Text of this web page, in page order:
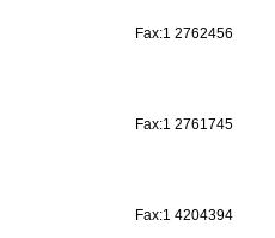
Fax:1 2762456
Fax:1 2761745
Fax:1 4204394